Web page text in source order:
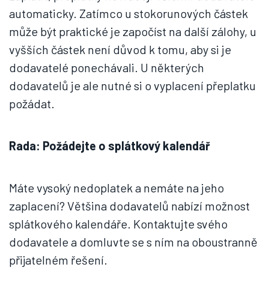
automaticky. Zatímco u stokorunových částek
může být praktické je započíst na další zálohy, u
vyšších částek není důvod k tomu, aby si je
dodavatelé ponechávali. U některých
dodavatelů je ale nutné si o vyplacení přeplatku
požádat.
Rada: Požádejte o splátkový kalendář
Máte vysoký nedoplatek a nemáte na jeho
zaplacení? Většina dodavatelů nabízí možnost
splátkového kalendáře. Kontaktujte svého
dodavatele a domluvte se s ním na oboustranně
přijatelném řešení.